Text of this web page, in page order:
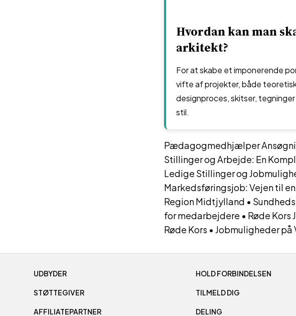
Hvordan kan man
arkitekt?
For at skabe et imponerende
vifte af projekter, både
designproces, skitser,
stil.
Pædagogmedhjælper
Stillinger og Arbejde: En
Ledige Stillinger og
Markedsføringsjob: Vejen til
Region Midtjylland •
for medarbejdere • Røde
Røde Kors • Jobmuligheder på
UDBYDER
STØTTEGIVER
AFFILIATEPARTNER
HOLD FORBINDELSEN
TILMELD DIG
DELING